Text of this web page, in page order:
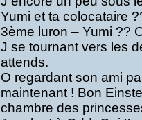
Yumi et ta colocataire
3ème luron – Yumi ??
J se tournant vers les
attends.
O regardant son ami
maintenant ! Bon
chambre des